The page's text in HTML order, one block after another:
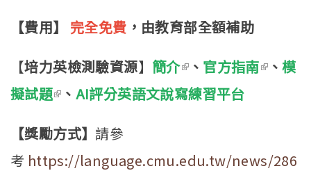
【費用】 完全免費 ，由教育部全額補助
【培力英檢測驗資源】 簡介(link is external)
、 官方指南(link is
、模
擬試題(link is external)
、 AI評分英語文說寫練習平台
【獎勵方式】 請參
考 https://language.cmu.edu.tw/news/286